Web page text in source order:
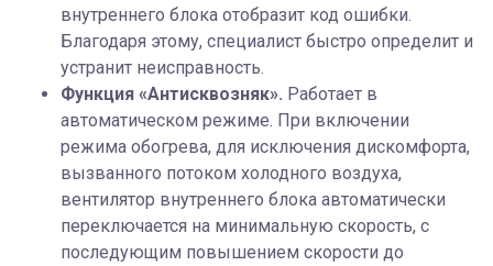
внутреннего блока отобразит код ошибки.
Благодаря этому, специалист быстро определит и
устранит неисправность.
Функция «Антисквозняк». Работает в
автоматическом режиме. При включении
режима обогрева, для исключения дискомфорта,
вызванного потоком холодного воздуха,
вентилятор внутреннего блока автоматически
переключается на минимальную скорость, с
последующим повышением скорости до